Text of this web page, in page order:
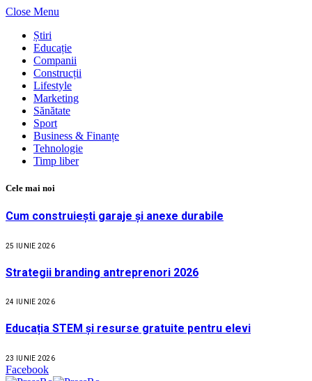
Close Menu
Știri
Educație
Companii
Construcții
Lifestyle
Marketing
Sănătate
Sport
Business & Finanțe
Tehnologie
Timp liber
Cele mai noi
Cum construiești garaje și anexe durabile
25 IUNIE 2026
Strategii branding antreprenori 2026
24 IUNIE 2026
Educația STEM și resurse gratuite pentru elevi
23 IUNIE 2026
Facebook